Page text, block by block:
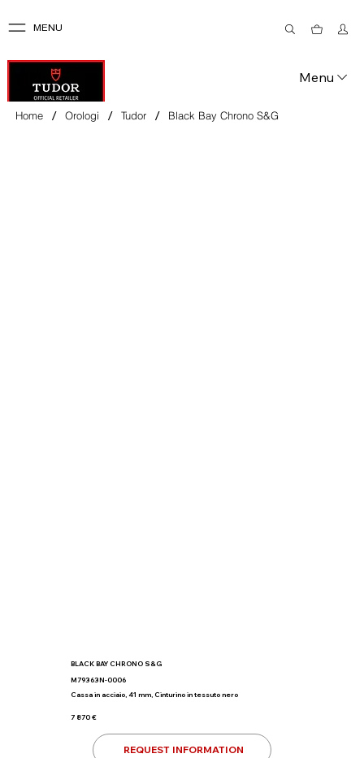
MENU
Menu
Home / Orologi / Tudor / Black Bay Chrono S&G
BLACK BAY CHRONO S&G
M79363N-0006
Cassa in acciaio, 41 mm, Cinturino in tessuto nero
7 870 €
REQUEST INFORMATION